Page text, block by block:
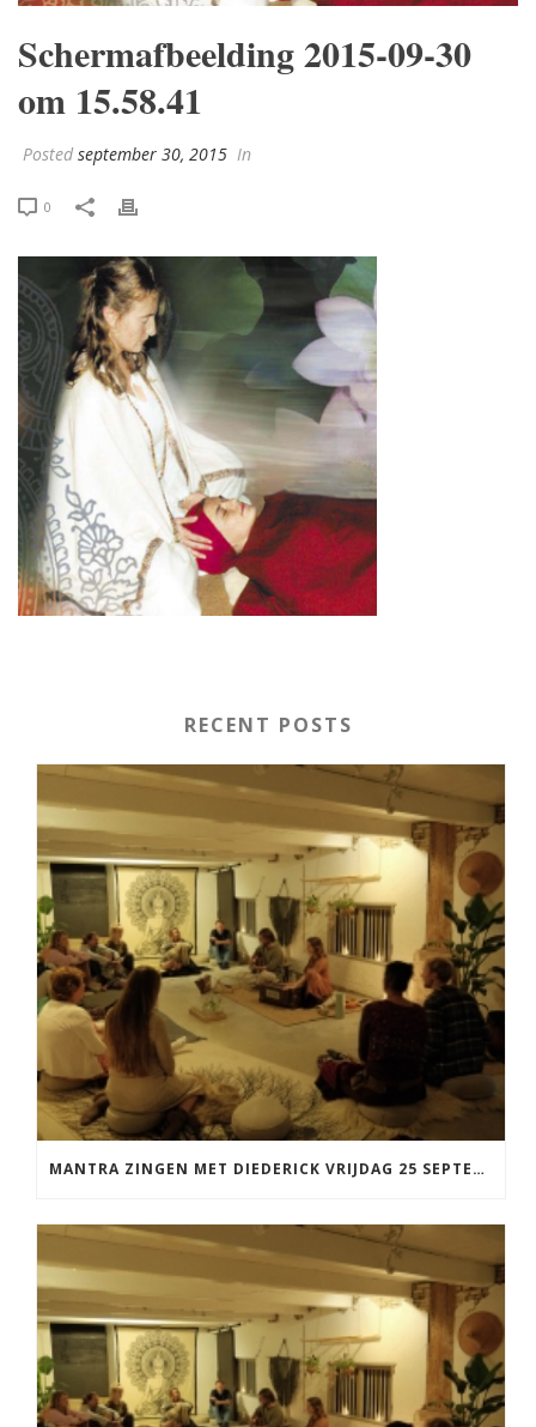
Schermafbeelding 2015-09-30
om 15.58.41
Posted september 30, 2015 In
0
RECENT POSTS
MANTRA ZINGEN MET DIEDERICK VRIJDAG 25 SEPTEMBER EN 20 NOVEMBER